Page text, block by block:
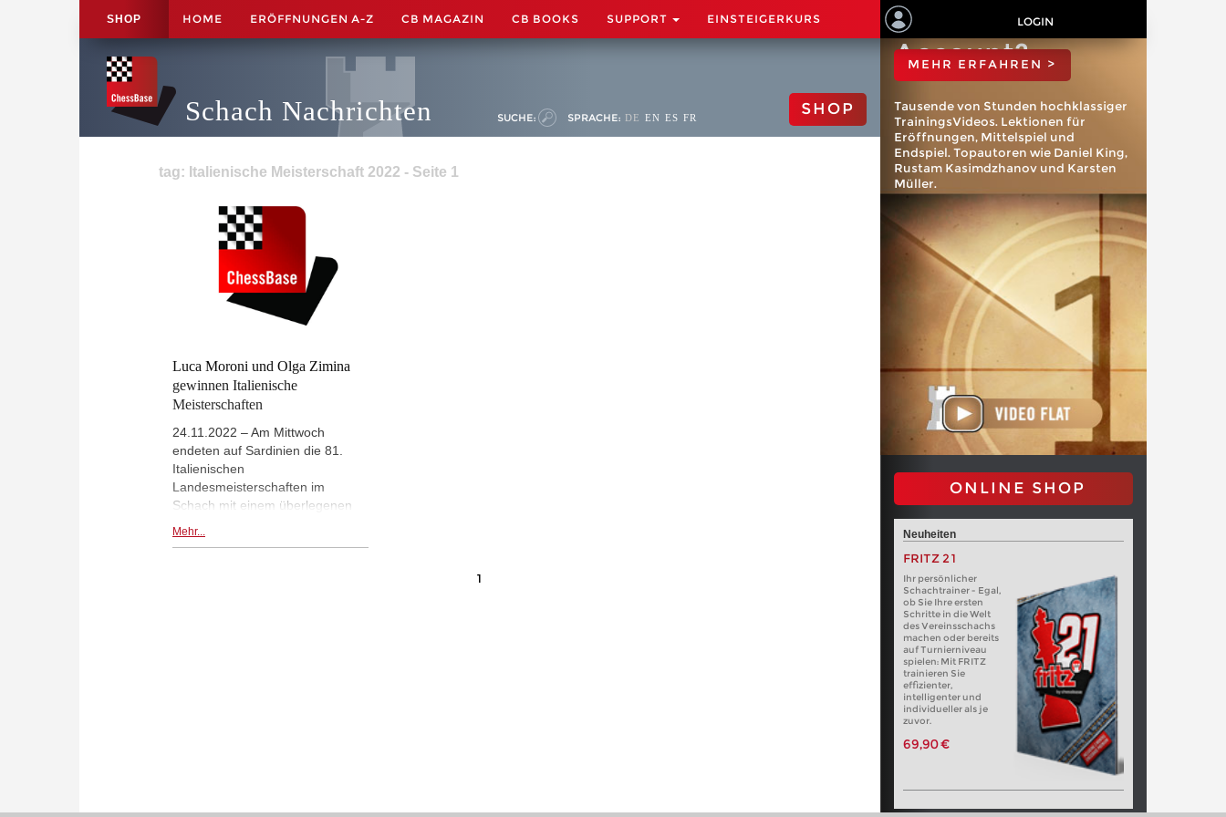
SHOP HOME ERÖFFNUNGEN A-Z CB MAGAZIN CB BOOKS SUPPORT EINSTEIGERKURS LOGIN
Schach Nachrichten SUCHE: SPRACHE: DE EN ES FR SHOP
tag: Italienische Meisterschaft 2022 - Seite 1
Luca Moroni und Olga Zimina
gewinnen Italienische
Meisterschaften
24.11.2022 – Am Mittwoch
endeten auf Sardinien die 81.
Italienischen
Landesmeisterschaften im
Schach mit einem überlegenen
parallel durchgeführten
Mehr...
1
ChessBase
Account?
MEHR ERFAHREN >
Tausende von Stunden hochklassiger
TrainingsVideos. Lektionen für
Eröffnungen, Mittelspiel und
Endspiel. Topautoren wie Daniel King,
Rustam Kasimdzhanov und Karsten
Müller.
ONLINE SHOP
Neuheiten
FRITZ 21
Ihr persönlicher
Schachtrainer - Egal,
ob Sie Ihre ersten
Schritte in die Welt
des Vereinsschachs
machen oder bereits
auf Turnierniveau
spielen: Mit FRITZ
trainieren Sie
effizienter,
intelligenter und
individueller als je
zuvor.
69,90 €